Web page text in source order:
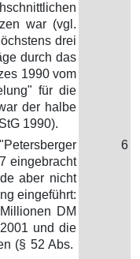
war (vgl.
drei
durch das
1990 vom
für die
der halbe
1990).
eingebracht
aber nicht
eingeführt:
DM
und die
(§ 52 Abs.
6